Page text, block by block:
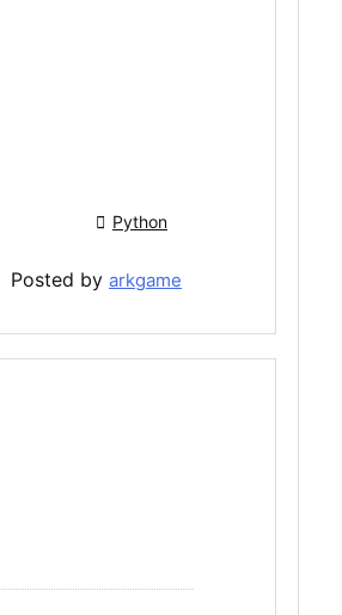
 Python
Posted by arkgame